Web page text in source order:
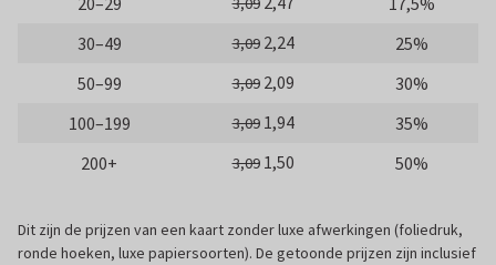
30–49
3,09 2,24
25%
50–99
3,09 2,09
30%
100–199
3,09 1,94
35%
200+
3,09 1,50 50%
Dit zijn de prijzen van een kaart zonder luxe afwerkingen (foliedruk,
ronde hoeken, luxe papiersoorten). De getoonde prijzen zijn inclusief